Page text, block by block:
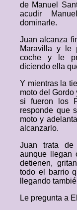
de Manuel
acudir
dominarle.
Juan alcanza
Maravilla y le
coche y le
diciendo ella
Y mientras la
moto del Gordo
si fueron los
responde que
moto y
alcanzarlo.
Juan trata de
aunque llegan
detienen,
todo el barrio
llegando
Le pregunta a